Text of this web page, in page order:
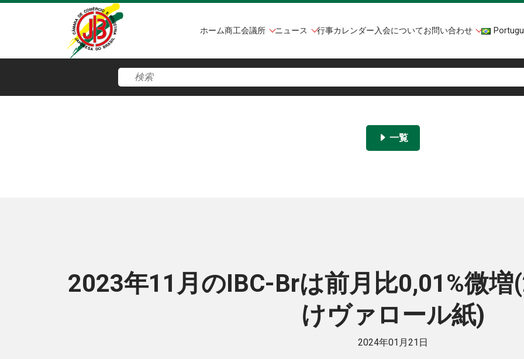
ホーム商工会議所 ニュース 行事カレンダー入会についてお問い合わせ
一覧
2023年11月のIBC-Brは前月比0,01%微
けヴァロール紙)
2024年01月21日